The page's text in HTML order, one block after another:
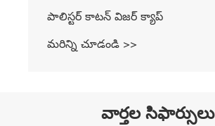
పాలిస్టర్ కాటన్ విజర్ క్యాప్
మరిన్ని చూడండి >>
వార్తల సిఫార్సులు